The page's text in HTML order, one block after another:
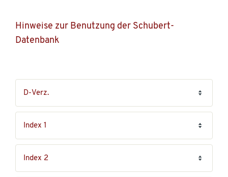
Hinweise zur Benutzung der Schubert-
Datenbank